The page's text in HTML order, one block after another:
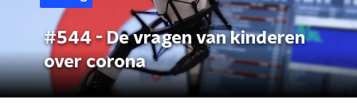
#544 - De vragen van kinderen
over corona